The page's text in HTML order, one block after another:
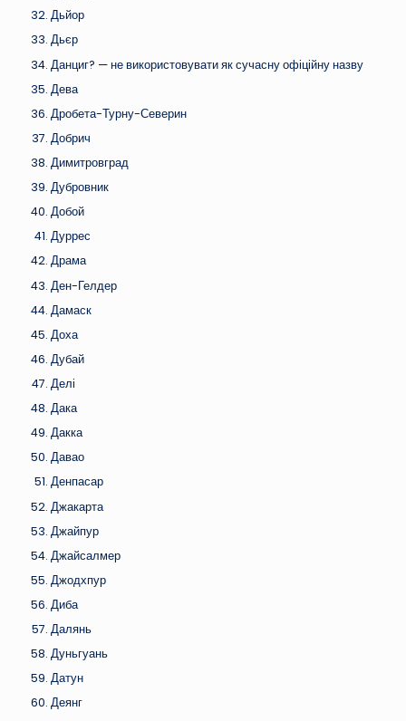
Дьйор
Дьєр
Данциг? — не використовувати як сучасну офіційну назву
Дева
Дробета-Турну-Северин
Добрич
Димитровград
Дубровник
Добой
Дуррес
Драма
Ден-Гелдер
Дамаск
Доха
Дубай
Делі
Дака
Дакка
Давао
Денпасар
Джакарта
Джайпур
Джайсалмер
Джодхпур
Диба
Далянь
Дуньгуань
Датун
Деянг